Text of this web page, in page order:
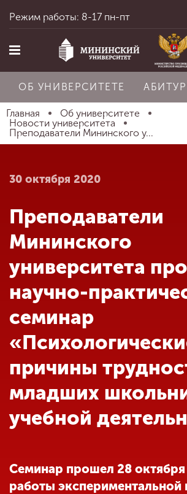
Главная
Абитуриенту
Обучение
Наука
Международная
деятельность
Другие виды
деятельности
Студенческая жизнь
Режим работы: 8-17 пн-пт
ОБ УНИВЕРСИТЕТЕ
Главная
Об университете
Новости университета
Преподаватели Мининского у...
30 октября 2020
Преподаватели
Мининского
университета
научно-
семинар
причины
младших
учебной
Семинар прошел 28
работы